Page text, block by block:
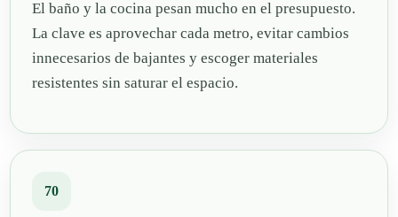
El baño y la cocina pesan mucho en el presupuesto.
La clave es aprovechar cada metro, evitar cambios
innecesarios de bajantes y escoger materiales
resistentes sin saturar el espacio.
70